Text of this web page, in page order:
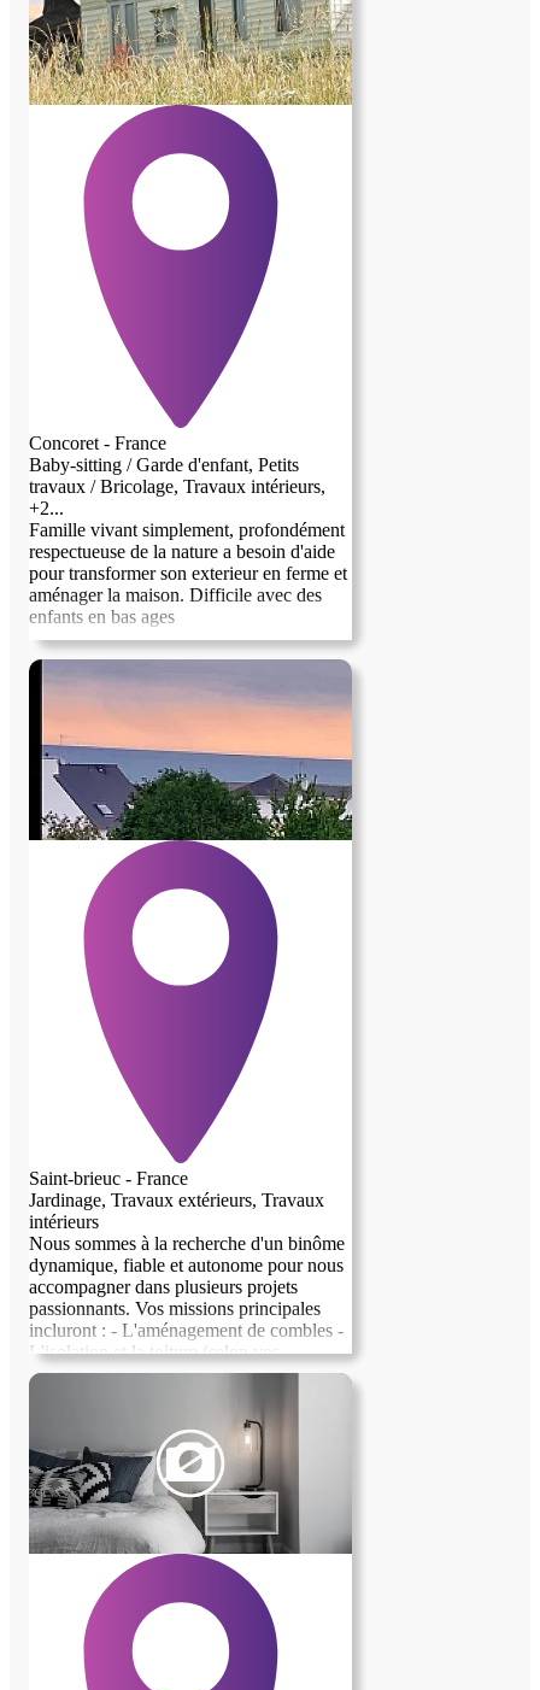
Concoret - France
Baby-sitting / Garde d'enfant, Petits
travaux / Bricolage, Travaux intérieurs,
+2...
Famille vivant simplement, profondément
respectueuse de la nature a besoin d'aide
pour transformer son exterieur en ferme et
aménager la maison. Difficile avec des
enfants en bas ages
image précédente image suivante
Saint-brieuc - France
Jardinage, Travaux extérieurs, Travaux
intérieurs
Nous sommes à la recherche d'un binôme
dynamique, fiable et autonome pour nous
accompagner dans plusieurs projets
passionnants. Vos missions principales
incluront : - L'aménagement de combles -
L'isolation et la toiture (selon vos
compétences) - Des travaux de rénovation
travaux De manière ponctuelle, nous
pourrions également avoir besoin d'aide
pour du jardinage léger. Si vous êtes
motivé et prêt à relever ces défis, nous
serions ravis de collaborer avec vous !